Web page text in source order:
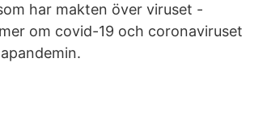
har makten över viruset -
om covid-19 och coronaviruset